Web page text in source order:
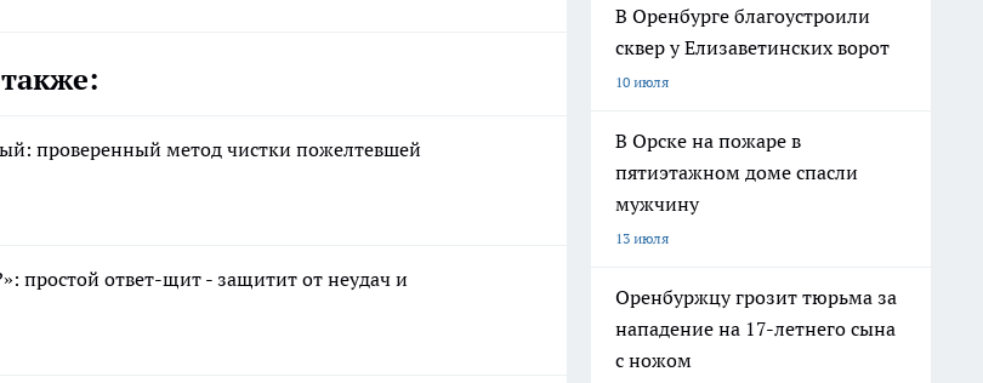
проверенный метод чистки пожелтевшей
простой ответ-щит - защитит от неудач и
В Оренбурге благоустроили
сквер у Елизаветинских ворот
10 июля
В Орске на пожаре в
пятиэтажном доме спасли
мужчину
13 июля
Оренбуржцу грозит тюрьма за
нападение на 17-летнего сына
с ножом